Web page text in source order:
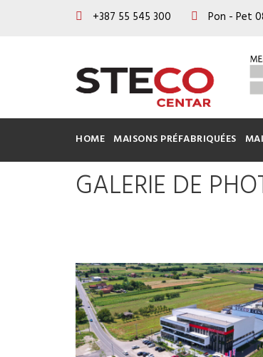
+387 55 545 300 Pon - Pet
HOME MAISONS PRÉFABRIQUÉES
GALERIE DE